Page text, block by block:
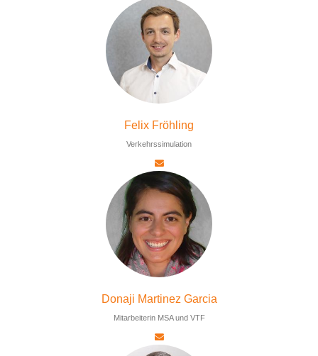
Felix Fröhling
Verkehrssimulation
Donaji Martinez Garcia
Mitarbeiterin MSA und VTF